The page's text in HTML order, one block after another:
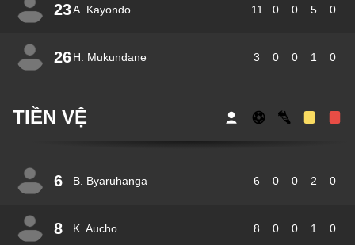
23A. Kayondo 11 0 0 5 0
26H. Mukundane 3 0 0 1 0
TIỀN VỆ
6 B. Byaruhanga 6 0 0 2 0
8 K. Aucho 8 0 0 1 0